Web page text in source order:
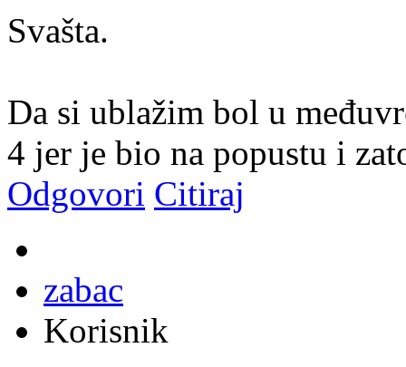
Svašta.
Da si ublažim bol u
4 jer je bio na popustu i
Odgovori Citiraj
zabac
Korisnik